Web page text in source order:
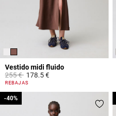
Vestido midi fluido
Price reduced from
255 €to178.5 €
4,7 out of 5 Customer Rating
REBAJAS
-40%
-40%